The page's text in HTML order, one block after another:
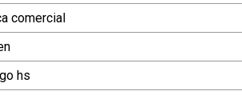
comercial
hs